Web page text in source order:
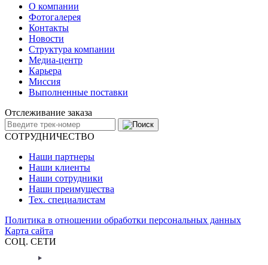
О компании
Фотогалерея
Контакты
Новости
Структура компании
Медиа-центр
Карьера
Миссия
Выполненные поставки
Отслеживание заказа
СОТРУДНИЧЕСТВО
Наши партнеры
Наши клиенты
Наши сотрудники
Наши преимущества
Тех. специалистам
Политика в отношении обработки персональных данных
Карта сайта
СОЦ. СЕТИ